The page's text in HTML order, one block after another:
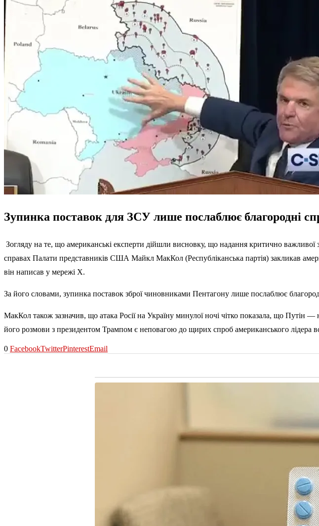
Зупинка поставок для ЗСУ лише послаблює благородні
Зогляду на те, що американські експерти дійшли висновку, що надання критично
справах Палати представників США Майкл МакКол (Республіканська партія) закликав
він написав у мережі X.
За його словами, зупинка поставок зброї чиновниками Пентагону лише послаблює
МакКол також зазначив, що атака Росії на Україну минулої ночі чітко показала, що Путін
його розмови з президентом Трампом є неповагою до щирих спроб американського лідера
0 FacebookTwitterPinterestEmail